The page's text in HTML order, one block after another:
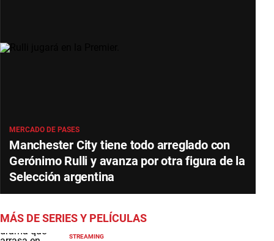
MERCADO DE PASES
Manchester City tiene todo arreglado con
Gerónimo Rulli y avanza por otra figura de la
Selección argentina
MÁS DE SERIES Y PELÍCULAS
STREAMING